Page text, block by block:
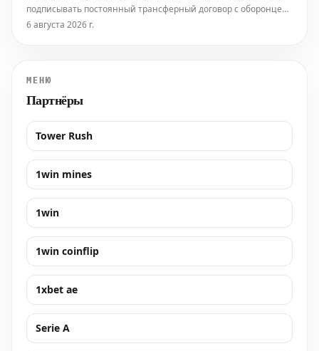
подписывать постоянный трансферный договор с оборонцем
Александром Шепелевым. Об этом официально сообщила
6 августа 2026 г.
МЕНЮ
Партнёры
Tower Rush
1win mines
1win
1win coinflip
1xbet ae
Serie A